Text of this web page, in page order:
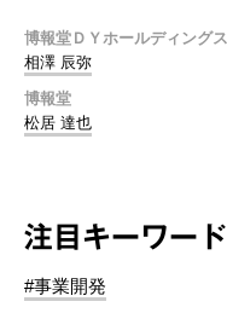
博報堂ＤＹホールディングス
相澤 辰弥
博報堂
松居 達也
注目キーワード
#事業開発